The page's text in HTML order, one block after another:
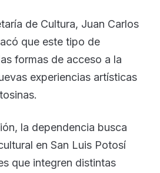
de Cultura, Juan Carlos
que este tipo de
formas de acceso a la
experiencias artísticas
la dependencia busca
en San Luis Potosí
que integren distintas